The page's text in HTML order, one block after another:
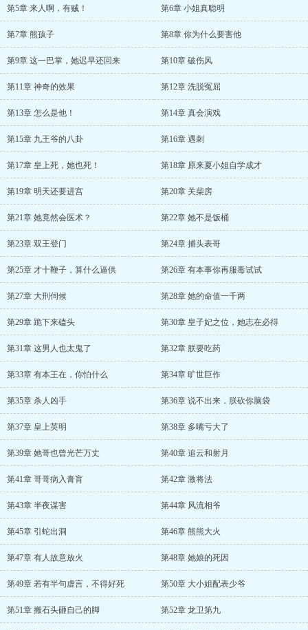
第5章 来人啊，有贼！ 第6章 小姐真聪明
第7章 熊孩子 第8章 你为什么要害他
第9章 这一巴掌，她迟早还回来 第10章 破伤风
第11章 神奇的效果 第12章 洗脱冤屈
第13章 怎么是他！ 第14章 真会演戏
第15章 九王爷的八卦 第16章 遇刺
第17章 皇上死，她也死！ 第18章 原来夏小姐自学成才
第19章 明天还要进宫 第20章 关柴房
第21章 她竟然会医术？ 第22章 她不是饭桶
第23章 双王登门 第24章 捕头表哥
第25章 才十鞭子，算什么逼供 第26章 有本事你再服毒试试
第27章 大刑伺候 第28章 她的命值一千两
第29章 跪下来磕头 第30章 皇子妃之位，她志在必得
第31章 这男人也太鬼了 第32章 朕要吃药
第33章 有本王在，你怕什么 第34章 旷世巨作
第35章 杀人凶手 第36章 说不出来，朕砍你脑袋
第37章 皇上英明 第38章 多嘴亏大了
第39章 她哥也曾光芒万丈 第40章 追云和射月
第41章 哥哥病入膏肓 第42章 激将法
第43章 半夜谋害 第44章 风流相爷
第45章 引蛇出洞 第46章 熊熊大火
第47章 有人故意放火 第48章 她娘的死因
第49章 若有半句虚言，不得好死 第50章 大小姐配表少爷
第51章 搬石头砸自己的脚 第52章 龙卫第九